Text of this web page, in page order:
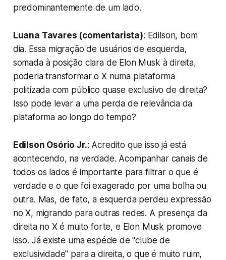
predominantemente de um lado.
Luana Tavares (comentarista): Edilson, bom
dia. Essa migração de usuários de esquerda,
somada à posição clara de Elon Musk à direita,
poderia transformar o X numa plataforma
politizada com público quase exclusivo de direita?
Isso pode levar a uma perda de relevância da
plataforma ao longo do tempo?
Edilson Osório Jr.: Acredito que isso já está
acontecendo, na verdade. Acompanhar canais de
todos os lados é importante para filtrar o que é
verdade e o que foi exagerado por uma bolha ou
outra. Mas, de fato, a esquerda perdeu expressão
no X, migrando para outras redes. A presença da
direita no X é muito forte, e Elon Musk promove
isso. Já existe uma espécie de "clube de
exclusividade" para a direita, o que é muito ruim,